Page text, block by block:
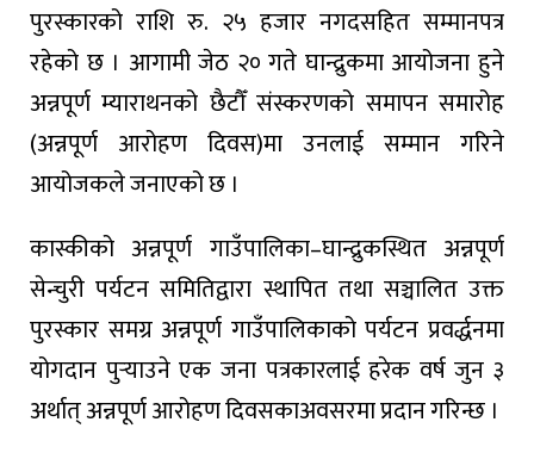
पुरस्कारको राशि रु. २५ हजार नगदसहित सम्मानपत्र
रहेको छ । आगामी जेठ २० गते घान्द्रुकमा आयोजना हुने
अन्नपूर्ण म्याराथनको छैटौँ संस्करणको समापन समारोह
(अन्नपूर्ण आरोहण दिवस)मा उनलाई सम्मान गरिने
आयोजकले जनाएको छ ।
कास्कीको अन्नपूर्ण गाउँपालिका–घान्द्रुकस्थित अन्नपूर्ण
सेन्चुरी पर्यटन समितिद्वारा स्थापित तथा सञ्चालित उक्त
पुरस्कार समग्र अन्नपूर्ण गाउँपालिकाको पर्यटन प्रवर्द्धनमा
योगदान पुर्‍याउने एक जना पत्रकारलाई हरेक वर्ष जुन ३
अर्थात् अन्नपूर्ण आरोहण दिवसकाअवसरमा प्रदान गरिन्छ ।